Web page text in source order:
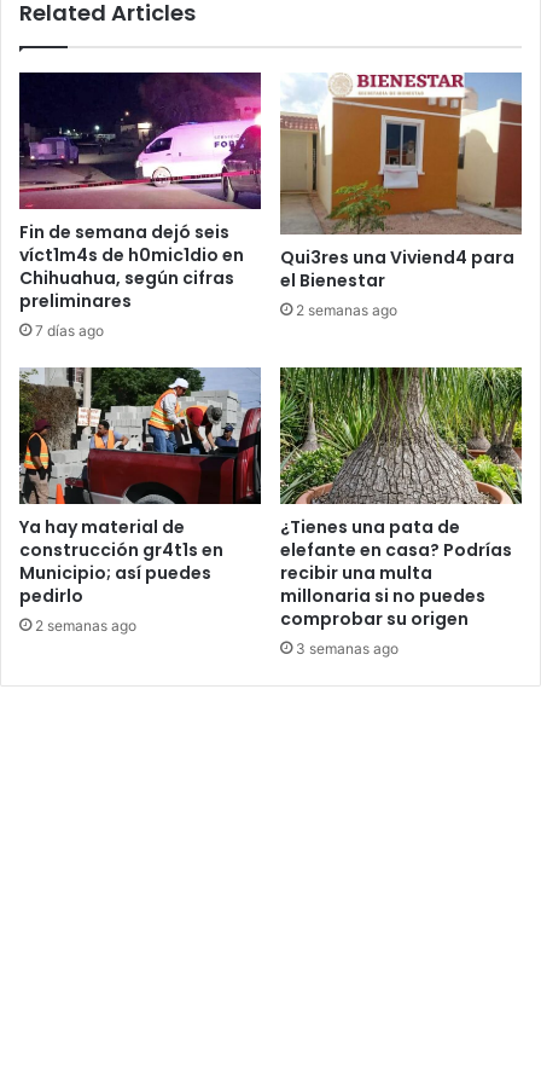
Related Articles
Fin de semana dejó seis
víct1m4s de h0mic1dio en
Chihuahua, según cifras
preliminares
7 días ago
Qui3res una Viviend4 para
el Bienestar
2 semanas ago
Ya hay material de
construcción gr4t1s en
Municipio; así puedes
pedirlo
2 semanas ago
¿Tienes una pata de
elefante en casa? Podrías
recibir una multa
millonaria si no puedes
comprobar su origen
3 semanas ago